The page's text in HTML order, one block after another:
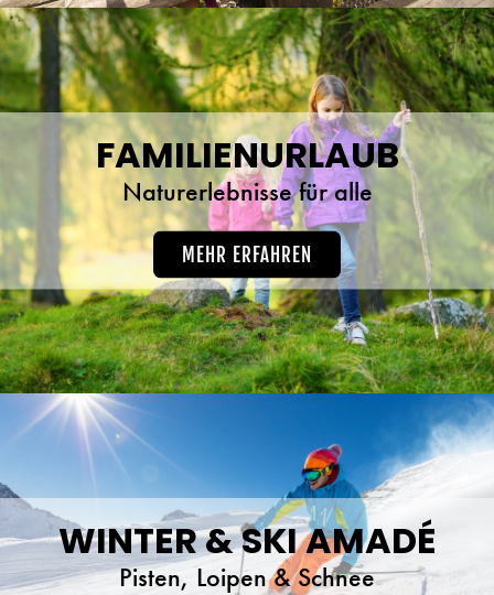
FAMILIENURLAUB
Naturerlebnisse für alle
MEHR ERFAHREN
WINTER & SKI AMADÉ
Pisten, Loipen & Schnee